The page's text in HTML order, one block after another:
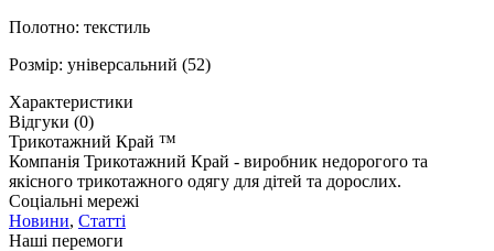
Полотно: текстиль
Розмір: універсальний (52)
Характеристики
Відгуки (0)
Трикотажний Край ™
Компанія Трикотажний Край - виробник недорогого та
якісного трикотажного одягу для дітей та дорослих.
Соціальні мережі
Новини, Статті
Наші перемоги